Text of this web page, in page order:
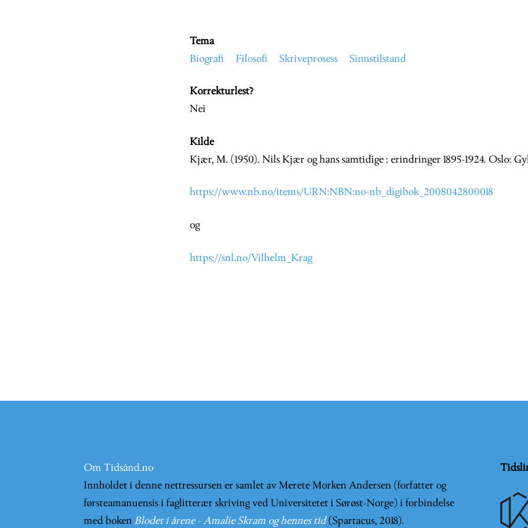
Tema
Biografi
Filosofi Skriveprosess Sinnstilstand
Korrekturlest?
Nei
Kilde
Kjær, M. (1950). Nils Kjær og hans samtidige : erindringer 1895-1924. Oslo:
https://www.nb.no/items/URN:NBN:no-nb_digibok_2008042800018
og
https://snl.no/Vilhelm_Krag
Om Tidsånd.no
Innholdet i denne nettressursen er samlet av Merete Morken Andersen (forfatter og
førsteamanuensis i faglitterær skriving ved Universitetet i Sørøst-Norge) i forbindelse
med boken Blodet i årene - Amalie Skram og hennes tid (Spartacus, 2018).